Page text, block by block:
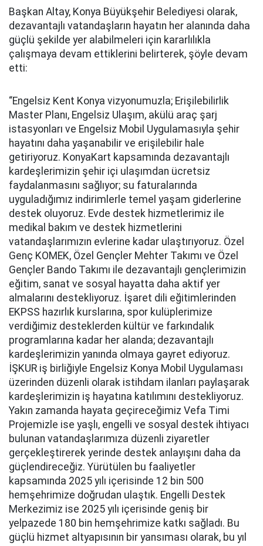
Başkan Altay, Konya Büyükşehir Belediyesi olarak,
dezavantajlı vatandaşların hayatın her alanında daha
güçlü şekilde yer alabilmeleri için kararlılıkla
çalışmaya devam ettiklerini belirterek, şöyle devam
etti:
“Engelsiz Kent Konya vizyonumuzla; Erişilebilirlik
Master Planı, Engelsiz Ulaşım, akülü araç şarj
istasyonları ve Engelsiz Mobil Uygulamasıyla şehir
hayatını daha yaşanabilir ve erişilebilir hale
getiriyoruz. KonyaKart kapsamında dezavantajlı
kardeşlerimizin şehir içi ulaşımdan ücretsiz
faydalanmasını sağlıyor; su faturalarında
uyguladığımız indirimlerle temel yaşam giderlerine
destek oluyoruz. Evde destek hizmetlerimiz ile
medikal bakım ve destek hizmetlerini
vatandaşlarımızın evlerine kadar ulaştırıyoruz. Özel
Genç KOMEK, Özel Gençler Mehter Takımı ve Özel
Gençler Bando Takımı ile dezavantajlı gençlerimizin
eğitim, sanat ve sosyal hayatta daha aktif yer
almalarını destekliyoruz. İşaret dili eğitimlerinden
EKPSS hazırlık kurslarına, spor kulüplerimize
verdiğimiz desteklerden kültür ve farkındalık
programlarına kadar her alanda; dezavantajlı
kardeşlerimizin yanında olmaya gayret ediyoruz.
İŞKUR iş birliğiyle Engelsiz Konya Mobil Uygulaması
üzerinden düzenli olarak istihdam ilanları paylaşarak
kardeşlerimizin iş hayatına katılımını destekliyoruz.
Yakın zamanda hayata geçireceğimiz Vefa Timi
Projemizle ise yaşlı, engelli ve sosyal destek ihtiyacı
bulunan vatandaşlarımıza düzenli ziyaretler
gerçekleştirerek yerinde destek anlayışını daha da
güçlendireceğiz. Yürütülen bu faaliyetler
kapsamında 2025 yılı içerisinde 12 bin 500
hemşehrimize doğrudan ulaştık. Engelli Destek
Merkezimiz ise 2025 yılı içerisinde geniş bir
yelpazede 180 bin hemşehrimize katkı sağladı. Bu
güçlü hizmet altyapısının bir yansıması olarak, bu yıl